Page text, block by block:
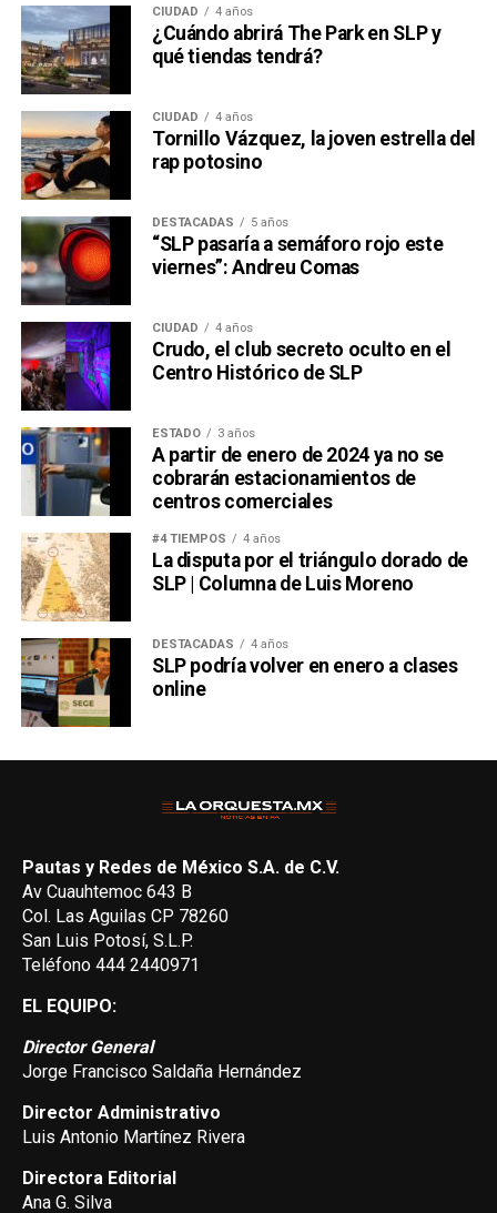
CIUDAD 4 años
¿Cuándo abrirá The Park en SLP y
qué tiendas tendrá?
CIUDAD 4 años
Tornillo Vázquez, la joven estrella del
rap potosino
DESTACADAS 5 años
“SLP pasaría a semáforo rojo este
viernes”: Andreu Comas
CIUDAD 4 años
Crudo, el club secreto oculto en el
Centro Histórico de SLP
ESTADO 3 años
A partir de enero de 2024 ya no se
cobrarán estacionamientos de
centros comerciales
#4 TIEMPOS 4 años
La disputa por el triángulo dorado de
SLP | Columna de Luis Moreno
DESTACADAS 4 años
SLP podría volver en enero a clases
online
Pautas y Redes de México S.A. de C.V.
Av Cuauhtemoc 643 B
Col. Las Aguilas CP 78260
San Luis Potosí, S.L.P.
Teléfono 444 2440971
EL EQUIPO:
Director General
Jorge Francisco Saldaña Hernández
Director Administrativo
Luis Antonio Martínez Rivera
Directora Editorial
Ana G. Silva